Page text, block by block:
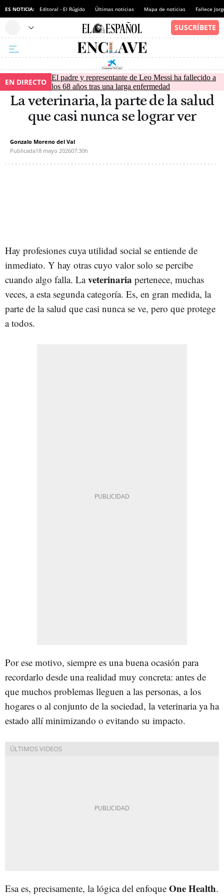
ES NOTICIA: Editoral - El Rúgido Últimas noticias Mapa de noticias Fallece
EN DIRECTO El padre y representante de Leo Messi ha fallecido a
los 68 años tras una larga enfermedad
La veterinaria, la parte de la salud
que casi nunca se lograr ver
Gonzalo Moreno del Val
Publicada18 mayo 202607:30h
Hay profesiones cuya utilidad social se entiende de
inmediato. Y hay otras cuyo valor solo se percibe
cuando algo falla. Laveterinaria pertenece, muchas
veces, a esta segunda categoría. Es, en gran medida, la
parte de la salud que casi nunca se ve, pero que protege
a todos.
Por ese motivo, siempre es una buena ocasión para
recordarlo desde una realidad muy concreta: antes de
que muchos problemas lleguen a las personas, a los
hogares o al conjunto de la sociedad, la veterinaria ya ha
estado allí minimizando o evitando su impacto.
Esa es, precisamente, la lógica del enfoque One Health.